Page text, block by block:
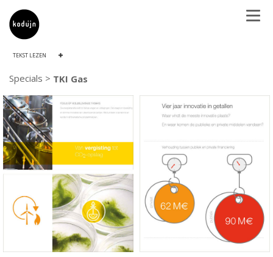
TEKST LEZEN
Specials > TKI Gas